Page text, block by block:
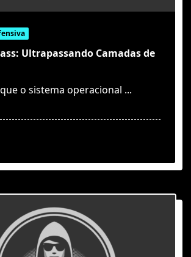
Ultrapassando Camadas de
o sistema operacional ...